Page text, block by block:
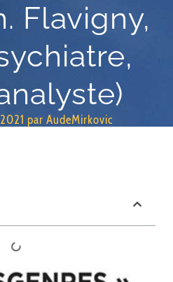
Flavigny,
par AudeMirkovic